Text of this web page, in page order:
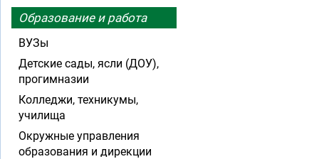
Образование и работа
ВУЗы
Детские сады, ясли (ДОУ),
прогимназии
Колледжи, техникумы,
училища
Окружные управления
образования и дирекции